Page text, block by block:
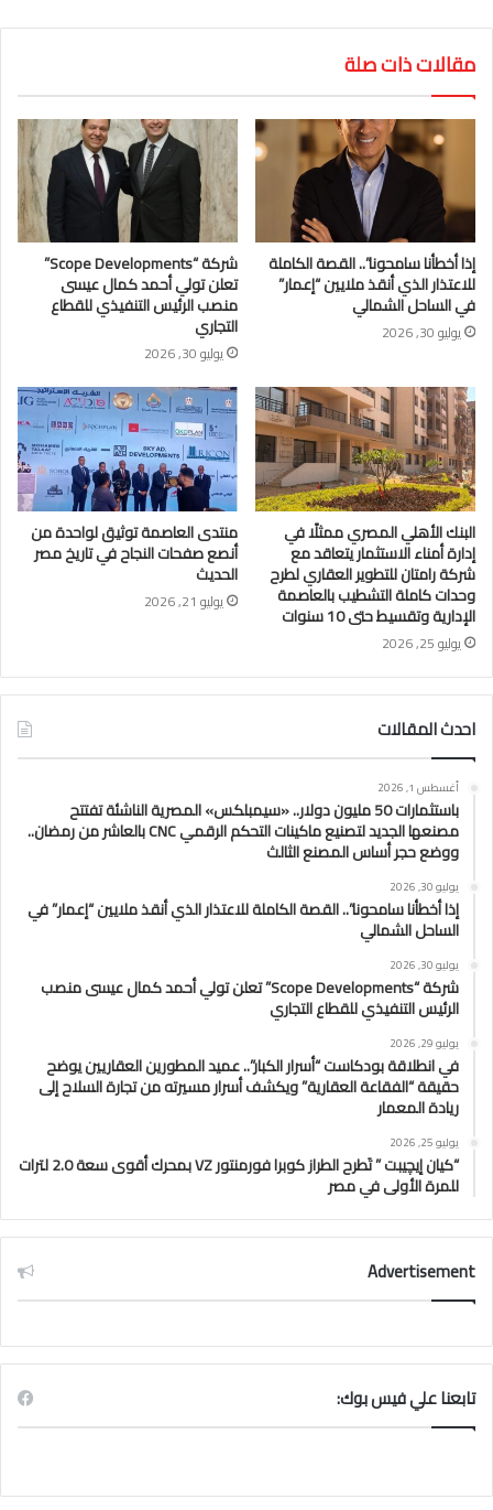
مقالات ذات صلة
إذا أخطأنا سامحونا”.. القصة الكاملة
للاعتذار الذي أنقذ ملايين “إعمار”
في الساحل الشمالي
يوليو 30, 2026
شركة “Scope Developments”
تعلن تولي أحمد كمال عيسى
منصب الرئيس التنفيذي للقطاع
التجاري
يوليو 30, 2026
البنك الأهلي المصري ممثلًا في
إدارة أمناء الاستثمار يتعاقد مع
شركة رامتان للتطوير العقاري لطرح
وحدات كاملة التشطيب بالعاصمة
الإدارية وتقسيط حتى 10 سنوات
يوليو 25, 2026
منتدى العاصمة توثيق لواحدة من
أنصع صفحات النجاح في تاريخ مصر
الحديث
يوليو 21, 2026
احدث المقالات
أغسطس 1, 2026
باستثمارات 50 مليون دولار.. «سيمبلكس» المصرية الناشئة تفتتح
مصنعها الجديد لتصنيع ماكينات التحكم الرقمي CNC بالعاشر من رمضان..
ووضع حجر أساس المصنع الثالث
يوليو 30, 2026
إذا أخطأنا سامحونا”.. القصة الكاملة للاعتذار الذي أنقذ ملايين “إعمار” في
الساحل الشمالي
يوليو 30, 2026
شركة “Scope Developments” تعلن تولي أحمد كمال عيسى منصب
الرئيس التنفيذي للقطاع التجاري
يوليو 29, 2026
في انطلاقة بودكاست “أسرار الكبار”.. عميد المطورين العقاريين يوضح
حقيقة “الفقاعة العقارية” ويكشف أسرار مسيرته من تجارة السلاح إلى
ريادة المعمار
يوليو 25, 2026
“كيان إيچيبت ” تَطرح الطراز كوبرا فورمنتور VZ بمحرك أقوى سعة 2.0 لترات
للمرة الأولى في مصر
Advertisement
تابعنا علي فيس بوك: